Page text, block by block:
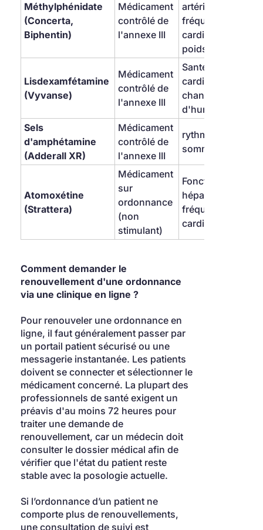
Méthylphénidate
(Concerta,
Biphentin)
Médicament
contrôlé de
l'annexe III
artérielle,
fréquence
cardiaque et
poids
Lisdexamfétamine
(Vyvanse)
Médicament
contrôlé de
l'annexe III
Santé
cardiovasculaire,
changements
d'humeur
Sels
d'amphétamine
(Adderall XR)
Médicament
contrôlé de
l'annexe III
rythmes de
sommeil, appétit
Atomoxétine
(Strattera)
Médicament
sur
ordonnance
(non
stimulant)
Fonction
hépatique,
fréquence
cardiaque
Comment demander le
renouvellement d'une ordonnance
via une clinique en ligne ?
Pour renouveler une ordonnance en
ligne, il faut généralement passer par
un portail patient sécurisé ou une
messagerie instantanée. Les patients
doivent se connecter et sélectionner le
médicament concerné. La plupart des
professionnels de santé exigent un
préavis d'au moins 72 heures pour
traiter une demande de
renouvellement, car un médecin doit
consulter le dossier médical afin de
vérifier que l'état du patient reste
stable avec la posologie actuelle.
Si l’ordonnance d’un patient ne
comporte plus de renouvellements,
une consultation de suivi est